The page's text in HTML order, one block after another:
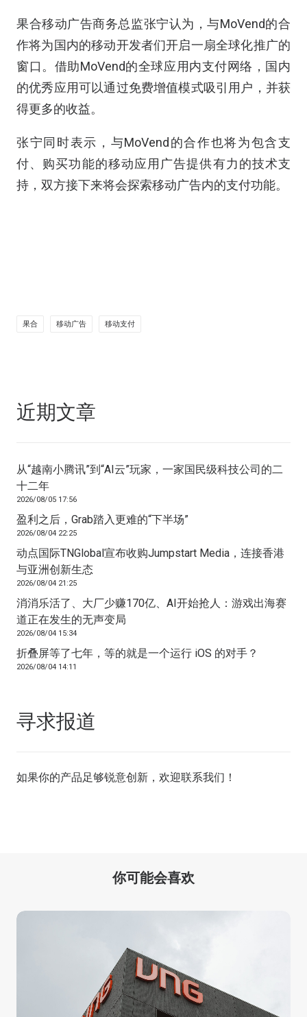
果合移动广告商务总监张宁认为，与MoVend的合
作将为国内的移动开发者们开启一扇全球化推广的
窗口。借助MoVend的全球应用内支付网络，国内
的优秀应用可以通过免费增值模式吸引用户，并获
得更多的收益。
张宁同时表示，与MoVend的合作也将为包含支
付、购买功能的移动应用广告提供有力的技术支
持，双方接下来将会探索移动广告内的支付功能。
果合 移动广告 移动支付
近期文章
从“越南小腾讯”到“AI云”玩家，一家国民级科技公司的二
十二年
2026/08/05 17:56
盈利之后，Grab踏入更难的“下半场”
2026/08/04 22:25
动点国际TNGlobal宣布收购Jumpstart Media，连接香港
与亚洲创新生态
2026/08/04 21:25
消消乐活了、大厂少赚170亿、AI开始抢人：游戏出海赛
道正在发生的无声变局
2026/08/04 15:34
折叠屏等了七年，等的就是一个运行 iOS 的对手？
2026/08/04 14:11
寻求报道
如果你的产品足够锐意创新，欢迎联系我们 ！
你可能会喜欢